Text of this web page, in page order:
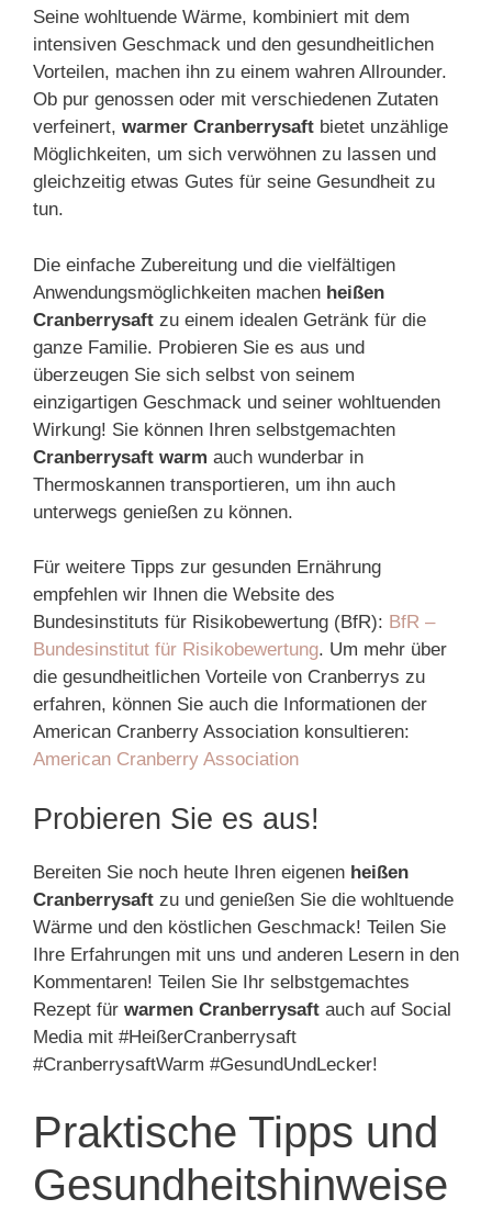
Seine wohltuende Wärme, kombiniert mit dem
intensiven Geschmack und den gesundheitlichen
Vorteilen, machen ihn zu einem wahren Allrounder.
Ob pur genossen oder mit verschiedenen Zutaten
verfeinert, warmer Cranberrysaft bietet unzählige
Möglichkeiten, um sich verwöhnen zu lassen und
gleichzeitig etwas Gutes für seine Gesundheit zu
tun.
Die einfache Zubereitung und die vielfältigen
Anwendungsmöglichkeiten machen heißen
Cranberrysaft zu einem idealen Getränk für die
ganze Familie. Probieren Sie es aus und
überzeugen Sie sich selbst von seinem
einzigartigen Geschmack und seiner wohltuenden
Wirkung! Sie können Ihren selbstgemachten
Cranberrysaft warm auch wunderbar in
Thermoskannen transportieren, um ihn auch
unterwegs genießen zu können.
Für weitere Tipps zur gesunden Ernährung
empfehlen wir Ihnen die Website des
Bundesinstituts für Risikobewertung (BfR): BfR –
Bundesinstitut für Risikobewertung. Um mehr über
die gesundheitlichen Vorteile von Cranberrys zu
erfahren, können Sie auch die Informationen der
American Cranberry Association konsultieren:
American Cranberry Association
Probieren Sie es aus!
Bereiten Sie noch heute Ihren eigenen heißen
Cranberrysaft zu und genießen Sie die wohltuende
Wärme und den köstlichen Geschmack! Teilen Sie
Ihre Erfahrungen mit uns und anderen Lesern in den
Kommentaren! Teilen Sie Ihr selbstgemachtes
Rezept für warmen Cranberrysaft auch auf Social
Media mit #HeißerCranberrysaft
#CranberrysaftWarm #GesundUndLecker!
Praktische Tipps und
Gesundheitshinweise